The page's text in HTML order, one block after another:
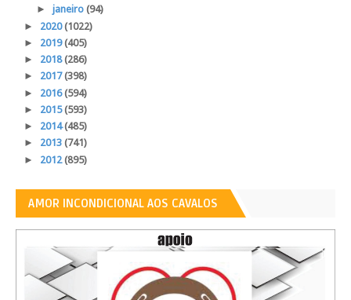
► janeiro (94)
► 2020(1022)
► 2019(405)
► 2018(286)
► 2017(398)
► 2016(594)
► 2015(593)
► 2014(485)
► 2013 (741)
► 2012(895)
AMOR INCONDICIONAL AOS CAVALOS